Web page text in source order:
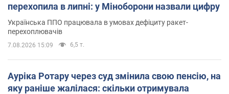
перехопила в липні: у Міноборони назвали цифру
Українська ППО працювала в умовах дефіциту ракет-
перехоплювачів
7.08.2026 15:09 6,5 т.
Ауріка Ротару через суд змінила свою пенсію, на
яку раніше жалілася: скільки отримувала